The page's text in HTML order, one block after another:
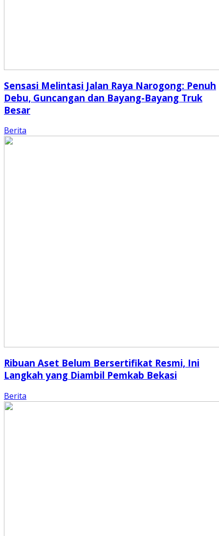
Sensasi Melintasi Jalan Raya Narogong: Penuh
Debu, Guncangan dan Bayang-Bayang Truk
Besar
Berita
Ribuan Aset Belum Bersertifikat Resmi, Ini
Langkah yang Diambil Pemkab Bekasi
Berita